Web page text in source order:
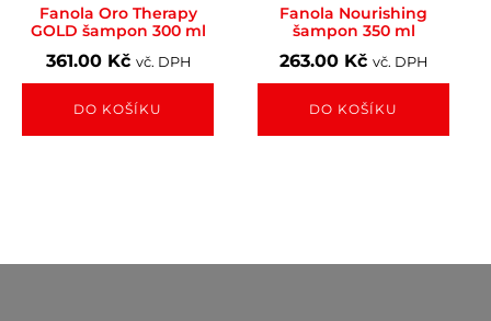
Fanola Oro Therapy
GOLD šampon 300 ml
361.00 Kč vč. DPH
DO KOŠÍKU
Fanola Nourishing
šampon 350 ml
263.00 Kč vč. DPH
DO KOŠÍKU